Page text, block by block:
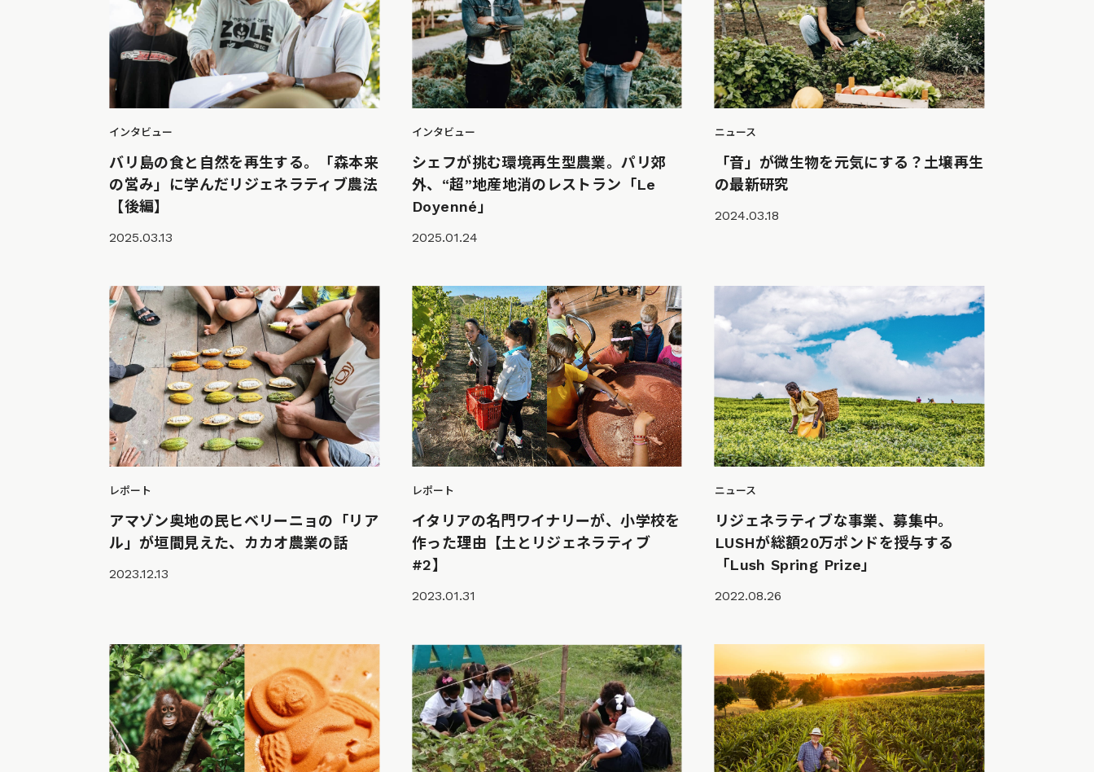
インタビュー
バリ島の食と自然を再生する。「森本来
の営み」に学んだリジェネラティブ農法
【後編】
2025.03.13
インタビュー
シェフが挑む環境再生型農業。パリ郊
外、“超”地産地消のレストラン「Le
Doyenné」
2025.01.24
ニュース
「音」が微生物を元気にする？土壌再生
の最新研究
2024.03.18
レポート
アマゾン奥地の民ヒベリーニョの「リア
ル」が垣間見えた、カカオ農業の話
2023.12.13
レポート
イタリアの名門ワイナリーが、小学校を
作った理由【土とリジェネラティブ
#2】
2023.01.31
ニュース
リジェネラティブな事業、募集中。
LUSHが総額20万ポンドを授与する
「Lush Spring Prize」
2022.08.26